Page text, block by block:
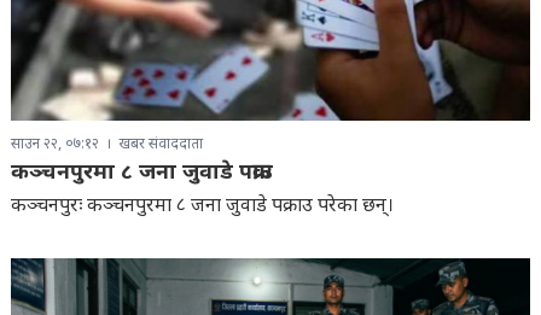
साउन २२, ०७:१२ खबर संवाददाता
कञ्चनपुरमा ८ जना जुवाडे पक्राउ
कञ्चनपुरः कञ्चनपुरमा ८ जना जुवाडे पक्राउ परेका छन्।